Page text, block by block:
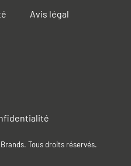
Avis légal
Tous droits réservés.